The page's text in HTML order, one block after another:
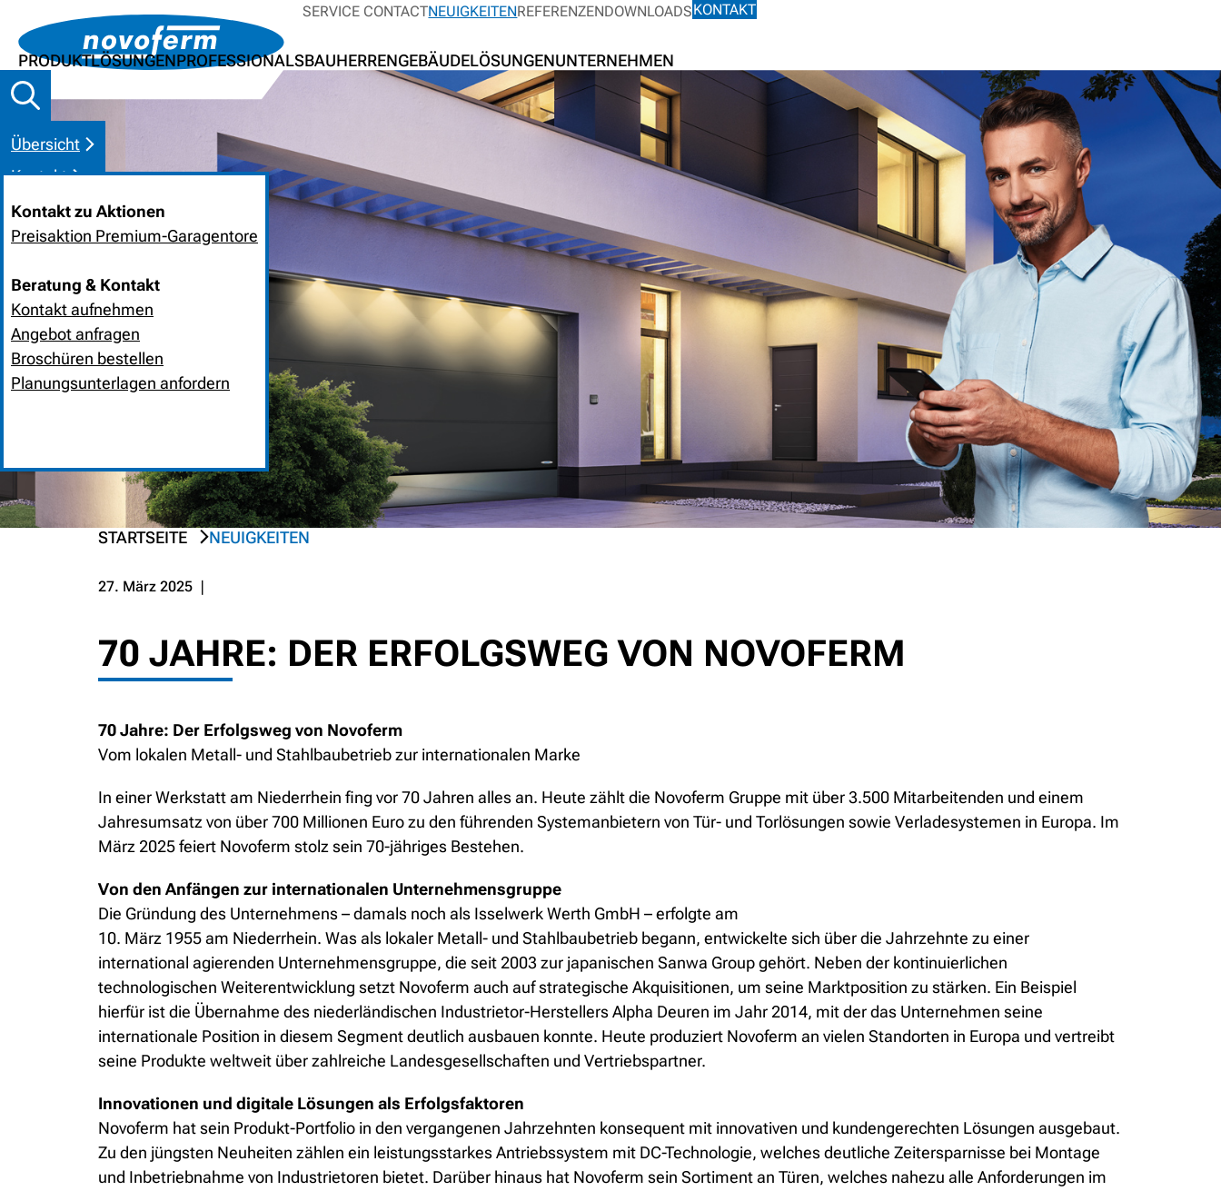
PRODUKTLÖSUNGENPROFESSIONALSBAUHERRENGEBÄUDELÖSUNGENUNTERNEHMEN
SERVICE CONTACTNEUIGKEITENREFERENZENDOWNLOADSKONTAKT
Übersicht
Kontakt
Kontakt zu Aktionen
Preisaktion Premium-Garagentore
Beratung & Kontakt
Kontakt aufnehmen
Angebot anfragen
Broschüren bestellen
Planungsunterlagen anfordern
NEXTSTARTSEITE NEUIGKEITEN
27. März 2025
70 JAHRE: DER ERFOLGSWEG VON NOVOFERM
70 Jahre: Der Erfolgsweg von Novoferm
Vom lokalen Metall- und Stahlbaubetrieb zur internationalen Marke
In einer Werkstatt am Niederrhein fing vor 70 Jahren alles an. Heute zählt die Novoferm Gruppe mit über 3.500 Mitarbeitenden und einem
Jahresumsatz von über 700 Millionen Euro zu den führenden Systemanbietern von Tür- und Torlösungen sowie Verladesystemen in Europa. Im
März 2025 feiert Novoferm stolz sein 70-jähriges Bestehen.
Von den Anfängen zur internationalen Unternehmensgruppe
Die Gründung des Unternehmens – damals noch als Isselwerk Werth GmbH – erfolgte am
10. März 1955 am Niederrhein. Was als lokaler Metall- und Stahlbaubetrieb begann, entwickelte sich über die Jahrzehnte zu einer
international agierenden Unternehmensgruppe, die seit 2003 zur japanischen Sanwa Group gehört. Neben der kontinuierlichen
technologischen Weiterentwicklung setzt Novoferm auch auf strategische Akquisitionen, um seine Marktposition zu stärken. Ein Beispiel
hierfür ist die Übernahme des niederländischen Industrietor-Herstellers Alpha Deuren im Jahr 2014, mit der das Unternehmen seine
internationale Position in diesem Segment deutlich ausbauen konnte. Heute produziert Novoferm an vielen Standorten in Europa und vertreibt
seine Produkte weltweit über zahlreiche Landesgesellschaften und Vertriebspartner.
Innovationen und digitale Lösungen als Erfolgsfaktoren
Novoferm hat sein Produkt-Portfolio in den vergangenen Jahrzehnten konsequent mit innovativen und kundengerechten Lösungen ausgebaut.
Zu den jüngsten Neuheiten zählen ein leistungsstarkes Antriebssystem mit DC-Technologie, welches deutliche Zeitersparnisse bei Montage
und Inbetriebnahme von Industrietoren bietet. Darüber hinaus hat Novoferm sein Sortiment an Türen, welches nahezu alle Anforderungen im